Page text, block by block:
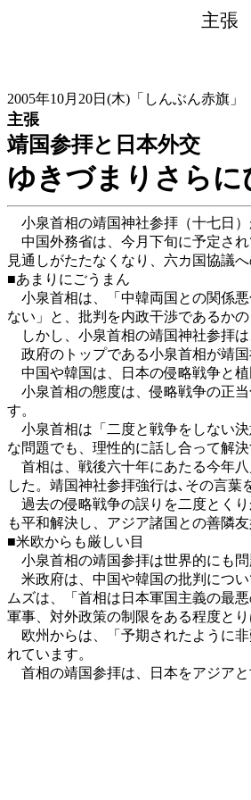
主張
2005年10月20日(木)「しんぶん赤旗」
主張
靖国参拝と日本外交
ゆきづまりさらに
小泉首相の靖国神社参拝（十七日）
中国外務省は、今月下旬に予定さ
見通しがたたなくなり、六カ国協議
■あまりにごうまん
小泉首相は、「中韓両国との関係
ない」と、批判を内政干渉であるかの
しかし、小泉首相の靖国神社参拝は
政府のトップである小泉首相が靖国
中国や韓国は、日本の侵略戦争と植
小泉首相の態度は、侵略戦争の正
す。
小泉首相は「二度と戦争をしない
な問題でも、理性的に話し合って解
首相は、戦後六十年にあたる今年八
した。靖国神社参拝強行は､その言葉
過去の侵略戦争の誤りを二度とく
も平和解決し、アジア諸国との善隣
■米欧からも厳しい目
小泉首相の靖国参拝は世界的にも問
米政府は、中国や韓国の批判につ
ムズは、「首相は日本軍国主義の最
軍事、対外政策の制限をある程度と
欧州からは、「予期されたように
れています。
首相の靖国参拝は、日本をアジアと